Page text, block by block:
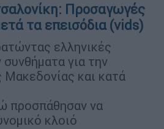
Προσαγωγές
τα επεισόδια (vids)
ελληνικές
για την
Μακεδονίας και κατά
προσπάθησαν να
κλοιό